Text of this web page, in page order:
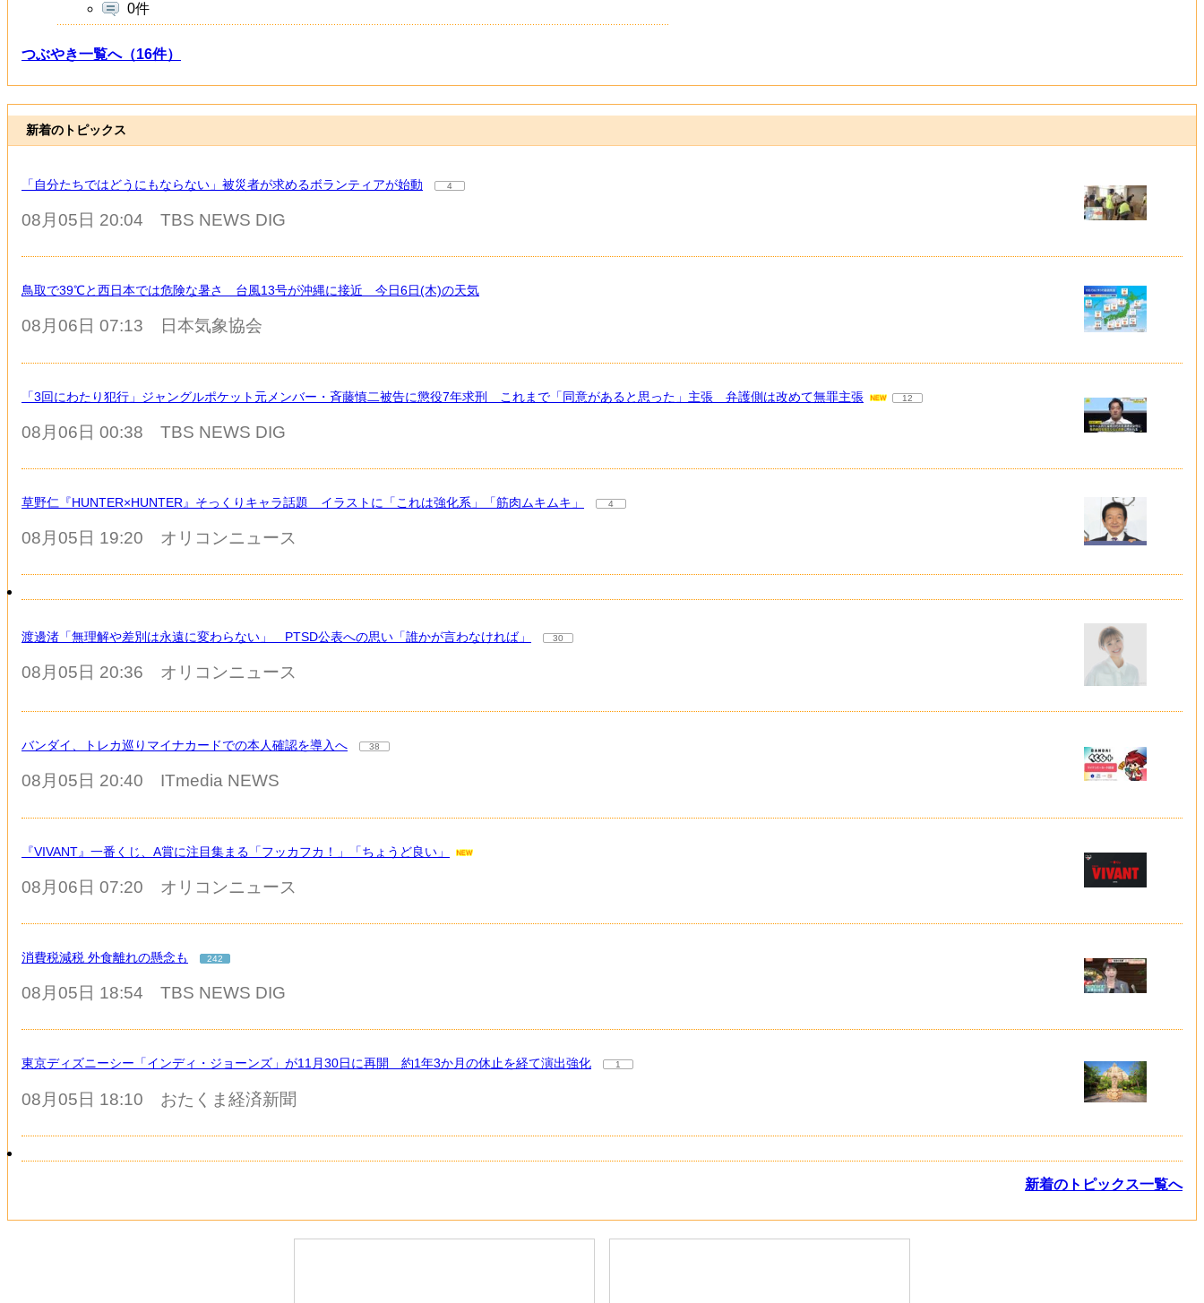
0件
つぶやき一覧へ（16件）
新着のトピックス
「自分たちではどうにもならない」被災者が求めるボランティアが始動 4
08月05日 20:04 TBS NEWS DIG
鳥取で39℃と西日本では危険な暑さ 台風13号が沖縄に接近 今日6日(木)の天気
08月06日 07:13 日本気象協会
「3回にわたり犯行」ジャングルポケット元メンバー・斉藤慎二被告に懲役7年求刑 これまで「同意があると思った」主張 弁護側は改めて無罪主張 12
08月06日 00:38 TBS NEWS DIG
草野仁『HUNTER×HUNTER』そっくりキャラ話題 イラストに「これは強化系」「筋肉ムキムキ」 4
08月05日 19:20 オリコンニュース
渡邊渚「無理解や差別は永遠に変わらない」 PTSD公表への思い「誰かが言わなければ」 30
08月05日 20:36 オリコンニュース
バンダイ、トレカ巡りマイナカードでの本人確認を導入へ 38
08月05日 20:40 ITmedia NEWS
『VIVANT』一番くじ、A賞に注目集まる「フッカフカ！」「ちょうど良い」
08月06日 07:20 オリコンニュース
消費税減税 外食離れの懸念も 242
08月05日 18:54 TBS NEWS DIG
東京ディズニーシー「インディ・ジョーンズ」が11月30日に再開 約1年3か月の休止を経て演出強化 1
08月05日 18:10 おたくま経済新聞
新着のトピックス一覧へ